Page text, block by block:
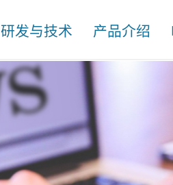
研发与技术 产品介绍